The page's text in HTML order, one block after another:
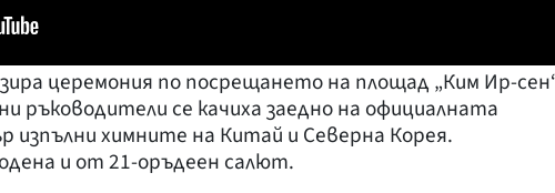
церемония по посрещането на площад „Ким Ир-
ръководители се качиха заедно на официалната
изпълни химните на Китай и Северна Корея.
и от 21-оръдеен салют.